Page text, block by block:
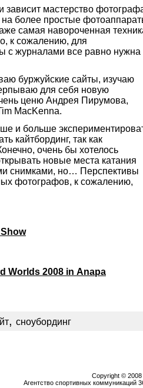
зависит мастерство
более простые
самая навороченная
к сожалению, для
с журналами все равно нужна
буржуйские сайты, изучаю
для себя новую
ценю Андрея Пирумова,
MacKenna.
и больше
кайтбординг, так как
очень бы хотелось
новые места катания
снимками, но… Перспективы
фотографов, к сожалению,
Worlds 2008 in Anapa
, сноубординг
Copyright © 2008
Агентство спортивных коммуникаций